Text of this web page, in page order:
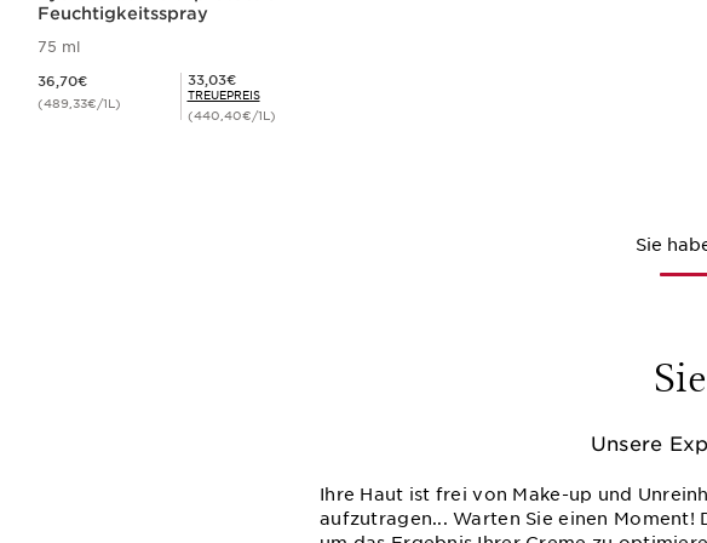
Feuchtigkeitsspray
75 ml
36,70€
(489,33€/1L)
Mitgliederpreis 33,03€
33,03€
TREUEPREIS
(440,40€/1L)
Sie
Unsere
Ihre Haut ist frei von Make-up und
aufzutragen... Warten Sie einen Moment!